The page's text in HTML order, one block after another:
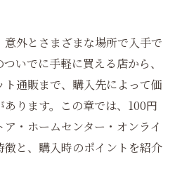
外とさまざまな場所で入手で
いでに手軽に買える店から、
通販まで、購入先によって価
ります。この章では、100円
・ホームセンター・オンライ
徴と、購入時のポイントを紹介